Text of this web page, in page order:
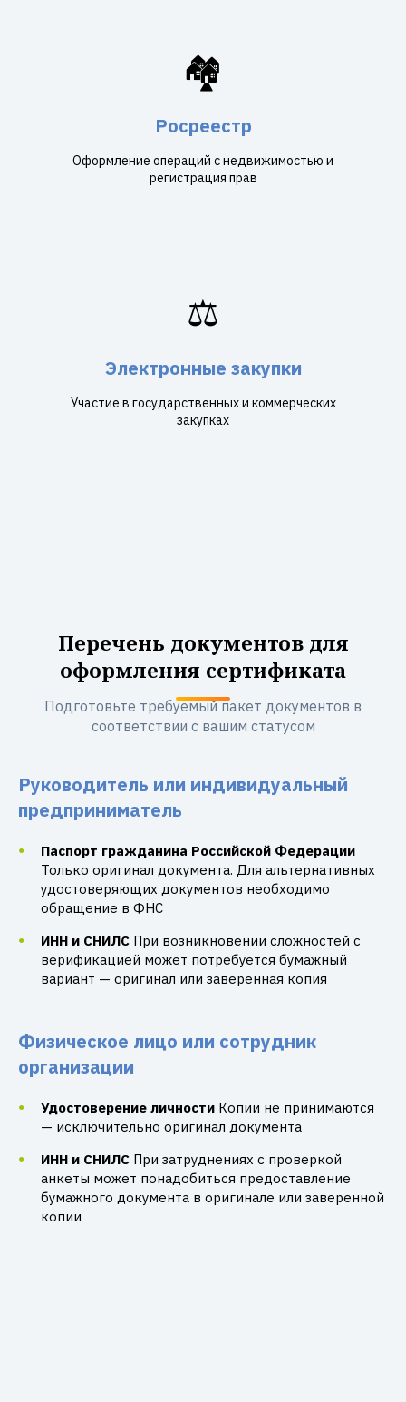
🏘️
Росреестр
Оформление операций с недвижимостью и
регистрация прав
⚖️
Электронные закупки
Участие в государственных и коммерческих
закупках
Перечень документов для
оформления сертификата
Подготовьте требуемый пакет документов в
соответствии с вашим статусом
Руководитель или индивидуальный
предприниматель
Паспорт гражданина Российской Федерации
Только оригинал документа. Для альтернативных
удостоверяющих документов необходимо
обращение в ФНС
ИНН и СНИЛС При возникновении сложностей с
верификацией может потребуется бумажный
вариант — оригинал или заверенная копия
Физическое лицо или сотрудник
организации
Удостоверение личности Копии не принимаются
— исключительно оригинал документа
ИНН и СНИЛС При затруднениях с проверкой
анкеты может понадобиться предоставление
бумажного документа в оригинале или заверенной
копии